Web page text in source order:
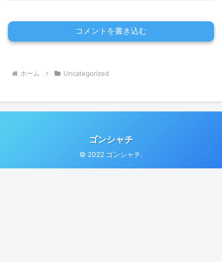
コメントを書き込む
ホーム Uncategorized
ゴンシャチ
© 2022 ゴンシャチ.